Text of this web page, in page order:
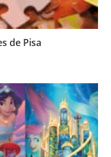
de Pisa